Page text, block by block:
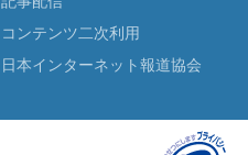
コンテンツ二次利用
日本インターネット報道協会